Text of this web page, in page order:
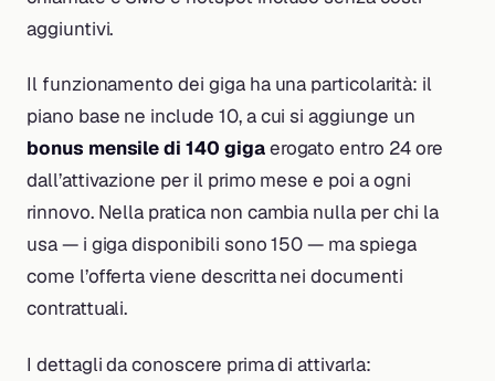
aggiuntivi.
Il funzionamento dei giga ha una particolarità: il
piano base ne include 10, a cui si aggiunge un
bonus mensile di 140 gigaerogato entro 24 ore
dall’attivazione per il primo mese e poi a ogni
rinnovo. Nella pratica non cambia nulla per chi la
usa — i giga disponibili sono 150 — ma spiega
come l’offerta viene descritta nei documenti
contrattuali.
I dettagli da conoscere prima di attivarla: